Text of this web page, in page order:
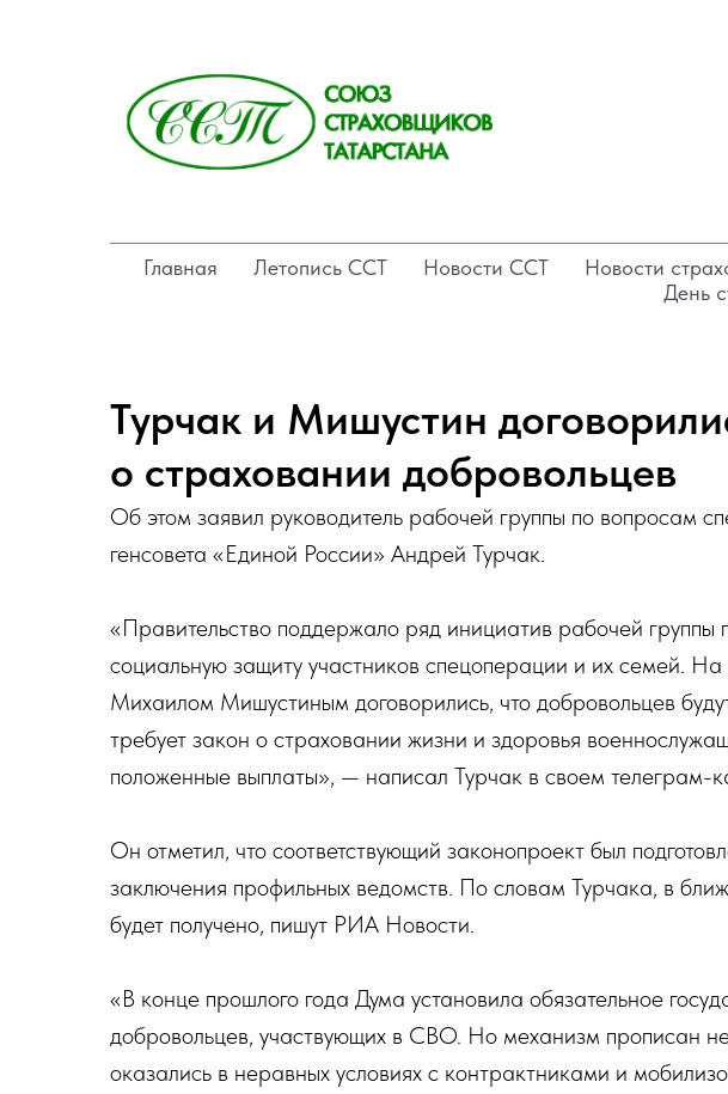
Главная Летопись ССТ Новости ССТ Новости
День
Турчак и Мишустин
о страховании добровольцев
Об этом заявил руководитель рабочей группы по вопросам
генсовета «Единой России» Андрей Турчак.
«Правительство поддержало ряд инициатив рабочей
социальную защиту участников спецоперации и их семей.
Михаилом Мишустиным договорились, что добровольцев
требует закон о страховании жизни и здоровья
положенные выплаты», — написал Турчак в своем телеграм-
Он отметил, что соответствующий законопроект был
заключения профильных ведомств. По словам Турчака, в
будет получено, пишут РИА Новости.
«В конце прошлого года Дума установила обязательное
добровольцев, участвующих в СВО. Но механизм прописан
оказались в неравных условиях с контрактниками и